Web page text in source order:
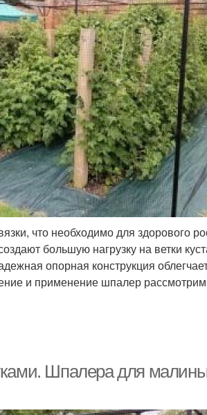
что необходимо для здорового
большую нагрузку на ветки
опорная конструкция
и применение шпалер
Шпалера для